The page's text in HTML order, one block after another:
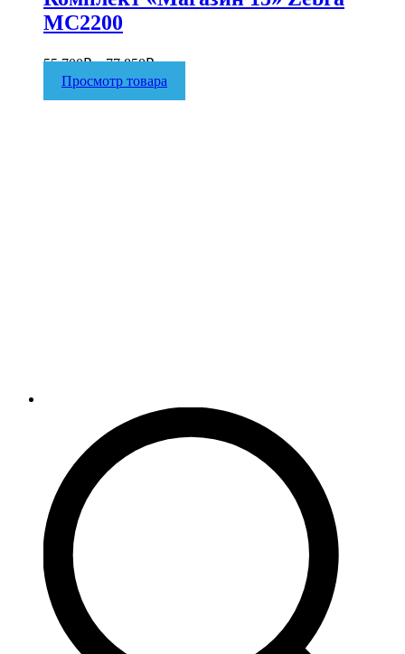
MC2200
55 700₽–77 850₽
Просмотр товара